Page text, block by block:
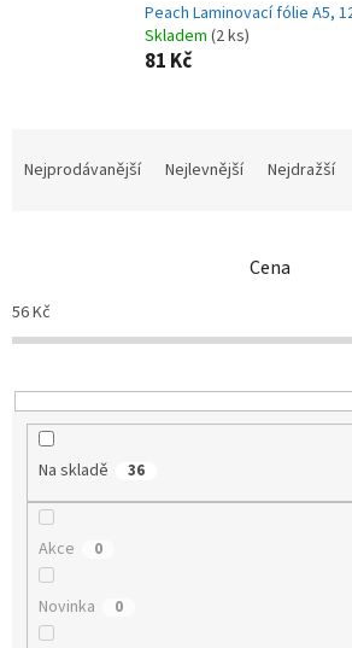
Peach Laminovací fólie A5,
Skladem (2 ks)
81 Kč
p
r
o
u
Nejprodávanější Nejlevnější Nejdražší
Cena
56Kč
Na skladě 36
Akce 0
Novinka 0